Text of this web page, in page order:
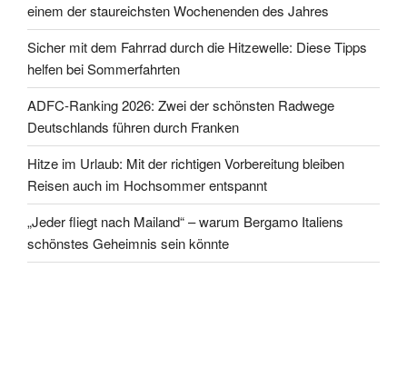
einem der staureichsten Wochenenden des Jahres
Sicher mit dem Fahrrad durch die Hitzewelle: Diese Tipps
helfen bei Sommerfahrten
ADFC-Ranking 2026: Zwei der schönsten Radwege
Deutschlands führen durch Franken
Hitze im Urlaub: Mit der richtigen Vorbereitung bleiben
Reisen auch im Hochsommer entspannt
„Jeder fliegt nach Mailand“ – warum Bergamo Italiens
schönstes Geheimnis sein könnte